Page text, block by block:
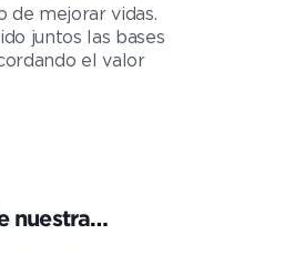
de mejorar vidas.
juntos las bases
el valor
nuestra